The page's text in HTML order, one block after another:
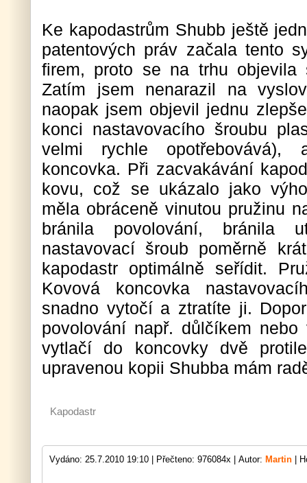
Ke kapodastrům Shubb ještě
patentových práv začala tento
firem, proto se na trhu objevila
Zatím jsem nenarazil na
naopak jsem objevil jednu
konci nastavovacího šroubu
velmi rychle opotřebovává),
koncovka. Při zacvakávání
kovu, což se ukázalo jako
měla obráceně vinutou pružinu
bránila povolování, bránila
nastavovací šroub poměrně
kapodastr optimálně seřídit.
Kovová koncovka
snadno vytočí a ztratíte ji.
povolování např. důlčíkem
vytlačí do koncovky dvě
upravenou kopii Shubba mám
Kapodastr
Vydáno: 25.7.2010 19:10 | Přečteno: 976084x | Autor: Martin |